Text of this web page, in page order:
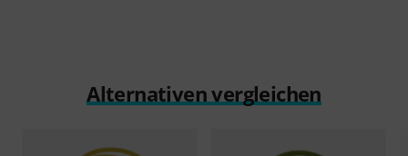
Alternativen vergleichen